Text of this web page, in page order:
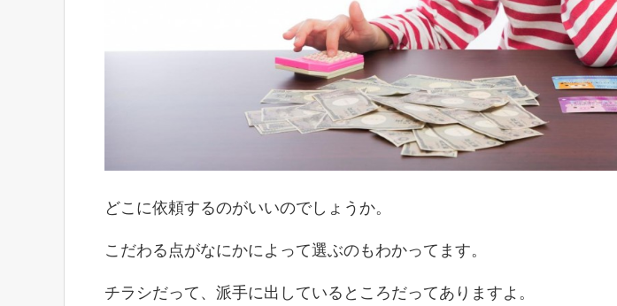
どこに依頼するのがいいのでしょうか。
こだわる点がなにかによって選ぶのもわかってます。
チラシだって、派手に出しているところだってありますよ。